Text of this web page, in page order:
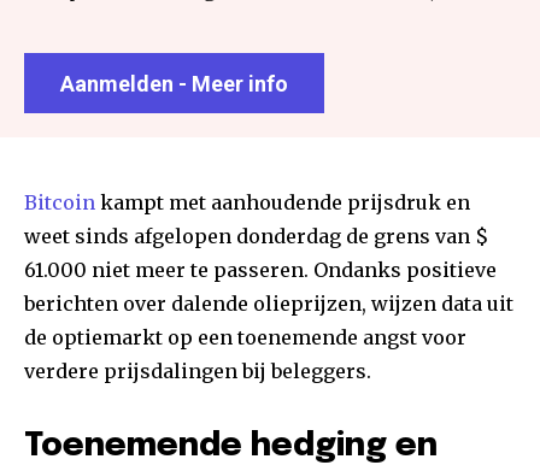
Aanmelden - Meer info
Bitcoin kampt met aanhoudende prijsdruk en
weet sinds afgelopen donderdag de grens van $
61.000 niet meer te passeren. Ondanks positieve
berichten over dalende olieprijzen, wijzen data uit
de optiemarkt op een toenemende angst voor
verdere prijsdalingen bij beleggers.
Toenemende hedging en